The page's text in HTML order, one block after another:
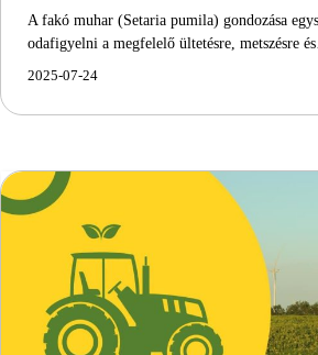
A fakó muhar (Setaria pumila) gondozása
odafigyelni a megfelelő ültetésre, metszésre
2025-07-24